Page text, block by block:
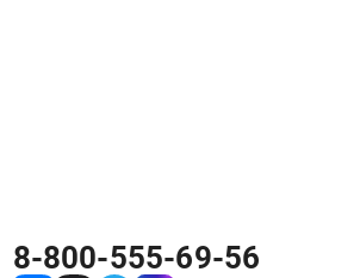
8-800-555-69-56